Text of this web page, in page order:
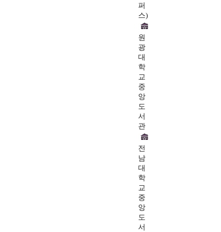
퍼
스)
원
광
대
학
교
중
앙
도
서
관
전
남
대
학
교
중
앙
도
서